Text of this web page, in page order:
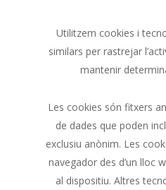
Utilitzem cookies i
similars per rastrejar
mantenir
Les cookies són fitxers
de dades que poden
exclusiu anònim. Les
navegador des d’un lloc
al dispositiu. Altres